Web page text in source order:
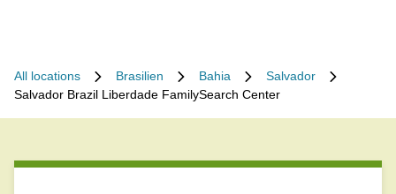
All locations Brasilien Bahia
Salvador
Salvador Brazil Liberdade FamilySearch Center